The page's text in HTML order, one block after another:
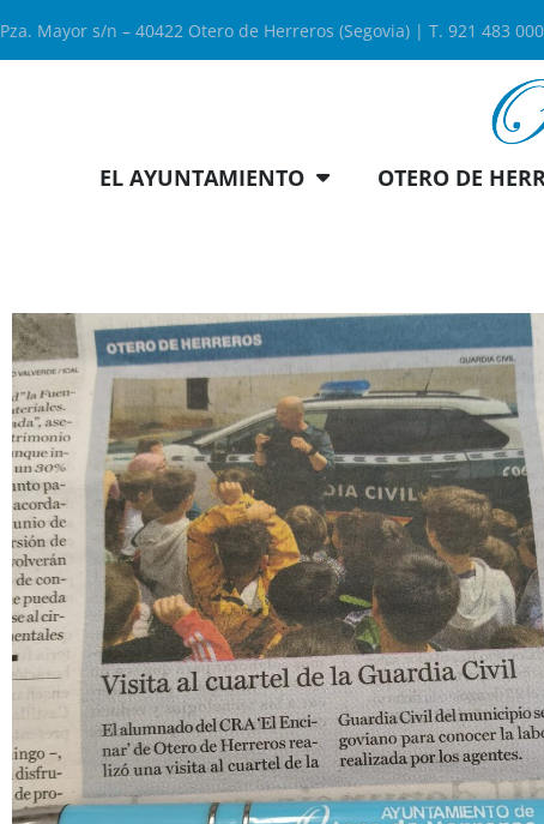
Pza. Mayor s/n – 40422 Otero de Herreros (Segovia) | T. 921 483
EL AYUNTAMIENTO OTERO DE